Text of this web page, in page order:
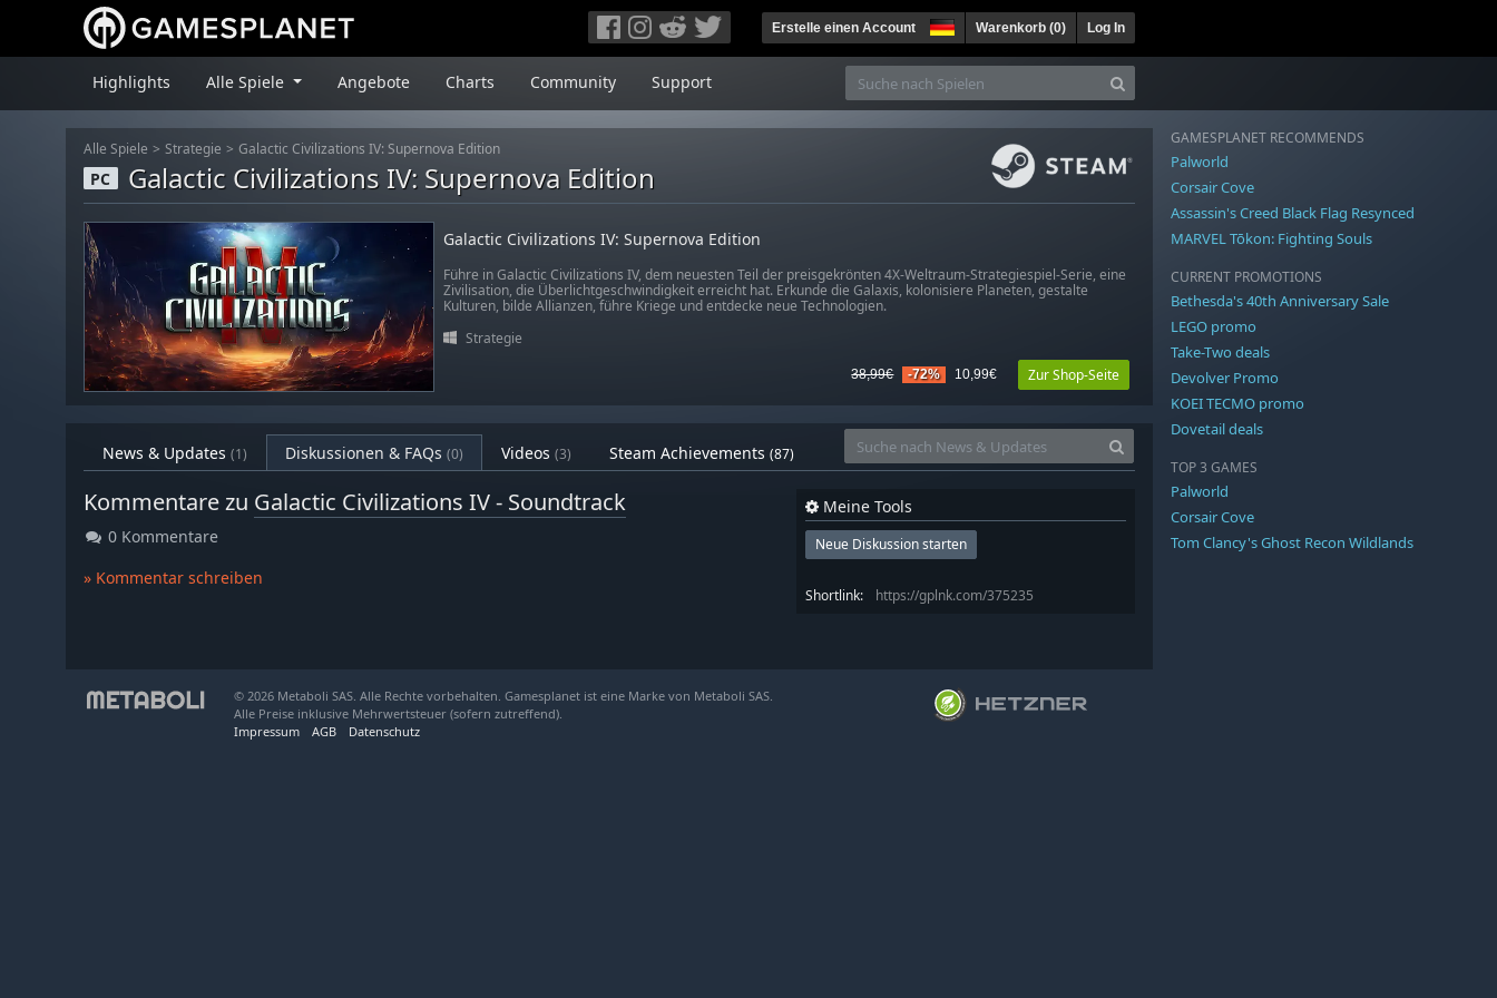
Erstelle einen Account Warenkorb (0) Log In
Highlights Alle Spiele Angebote Charts Community Support
Alle Spiele Strategie Galactic Civilizations IV: Supernova Edition
PC Galactic Civilizations IV: Supernova Edition
Galactic Civilizations IV: Supernova Edition
Führe in Galactic Civilizations IV, dem neuesten Teil der preisgekrönten 4X-Weltraum-Strategiespiel-Serie, eine
Zivilisation, die Überlichtgeschwindigkeit erreicht hat. Erkunde die Galaxis, kolonisiere Planeten, gestalte
Kulturen, bilde Allianzen, führe Kriege und entdecke neue Technologien.
Strategie
38,99€ -72% 10,99€ Zur Shop-Seite
News & Updates (1) Diskussionen & FAQs (0) Videos (3) Steam Achievements (87)
Kommentare zu Galactic Civilizations IV - Soundtrack
0 Kommentare
» Kommentar schreiben
Meine Tools
Neue Diskussion starten
Shortlink: https://gplnk.com/375235
GAMESPLANET RECOMMENDS
Palworld
Corsair Cove
Assassin's Creed Black Flag Resynced
MARVEL Tōkon: Fighting Souls
CURRENT PROMOTIONS
Bethesda's 40th Anniversary Sale
LEGO promo
Take-Two deals
Devolver Promo
KOEI TECMO promo
Dovetail deals
TOP 3 GAMES
Palworld
Corsair Cove
Tom Clancy's Ghost Recon Wildlands
© 2026 Metaboli SAS. Alle Rechte vorbehalten. Gamesplanet ist eine Marke von Metaboli SAS.
Alle Preise inklusive Mehrwertsteuer (sofern zutreffend).
Impressum
AGB Datenschutz